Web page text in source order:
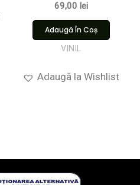
69,00 lei
Adaugă În Coș
VINIL
Adaugă la Wishlist